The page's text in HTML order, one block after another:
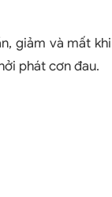
giảm và mất khi
phát cơn đau.